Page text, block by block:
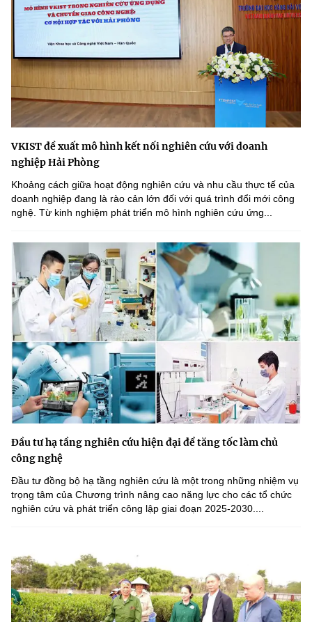
VKIST đề xuất mô hình kết nối nghiên cứu với doanh
nghiệp Hải Phòng
Khoảng cách giữa hoạt động nghiên cứu và nhu cầu thực tế của
doanh nghiệp đang là rào cản lớn đối với quá trình đổi mới công
nghệ. Từ kinh nghiệm phát triển mô hình nghiên cứu ứng...
Đầu tư hạ tầng nghiên cứu hiện đại để tăng tốc làm chủ
công nghệ
Đầu tư đồng bộ hạ tầng nghiên cứu là một trong những nhiệm vụ
trọng tâm của Chương trình nâng cao năng lực cho các tổ chức
nghiên cứu và phát triển công lập giai đoạn 2025-2030....